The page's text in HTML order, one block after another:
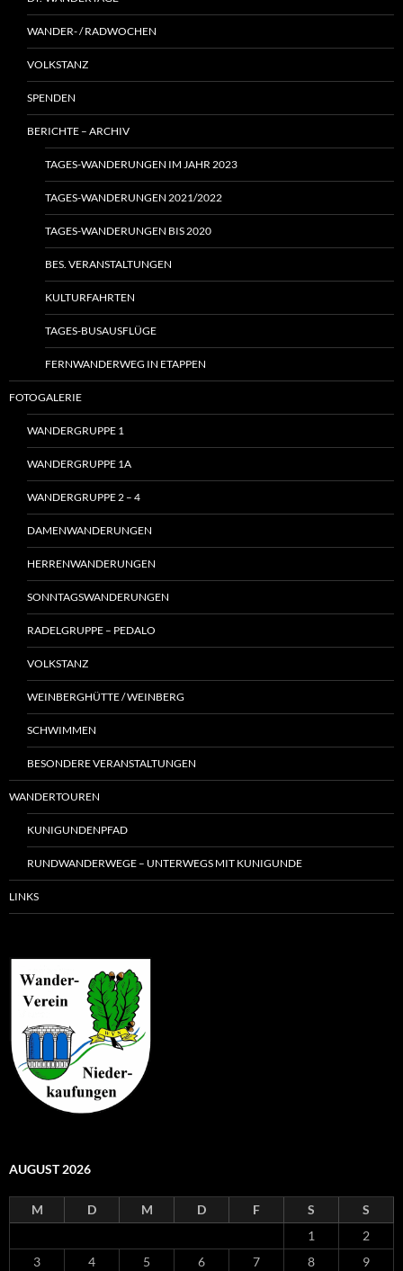
WANDER- / RADWOCHEN
VOLKSTANZ
SPENDEN
BERICHTE – ARCHIV
TAGES-WANDERUNGEN IM JAHR 2023
TAGES-WANDERUNGEN 2021/2022
TAGES-WANDERUNGEN BIS 2020
BES. VERANSTALTUNGEN
KULTURFAHRTEN
TAGES-BUSAUSFLÜGE
FERNWANDERWEG IN ETAPPEN
FOTOGALERIE
WANDERGRUPPE 1
WANDERGRUPPE 1A
WANDERGRUPPE 2 – 4
DAMENWANDERUNGEN
HERRENWANDERUNGEN
SONNTAGSWANDERUNGEN
RADELGRUPPE – PEDALO
VOLKSTANZ
WEINBERGHÜTTE / WEINBERG
SCHWIMMEN
BESONDERE VERANSTALTUNGEN
WANDERTOUREN
KUNIGUNDENPFAD
RUNDWANDERWEGE – UNTERWEGS MIT KUNIGUNDE
LINKS
AUGUST 2026
M D M D F S
S
1
2
3
4 5 6 7 8
9